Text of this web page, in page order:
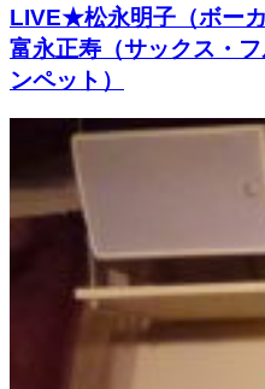
LIVE★松永明子（ボー
富永正寿（サックス・
ンペット）